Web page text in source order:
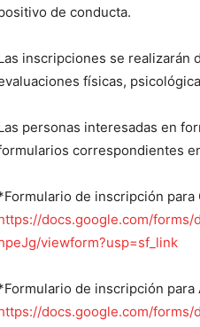
de conducta.
inscripciones se realizarán
físicas,
personas interesadas en
correspondientes
de inscripción
docs.google.com/forms/
viewform?usp=sf_link
de inscripción
docs.google.com/forms/